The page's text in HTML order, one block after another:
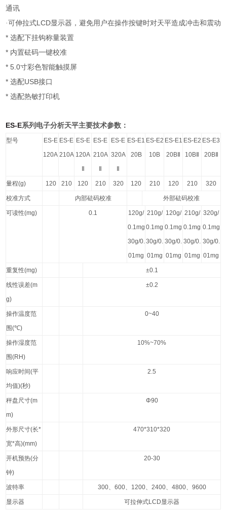
通讯
·可伸拉式LCD显示器，避免用户在操作按键时对天平造成冲击和震动
*选配下挂钩称量装置
* 内置砝码一键校准
* 5.0寸彩色智能触摸屏
*选配USB接口
*选配热敏打印机
ES-E系列电子分析天平主要技术参数：
型号
ES-E
120A
ES-E
210A
ES-E
120A
Ⅱ
ES-E
210A
Ⅱ
ES-E
320A
Ⅱ
ES-E1
20B
ES-E2
10B
ES-E1
20BⅡ
ES-E2
10BⅡ
ES-E3
20BⅡ
量程(g) 120 210 120 210 320 120 210 120 210 320
校准方式 内部砝码校准 外部砝码校准
可读性(mg) 0.1
120g/
0.1mg
30g/0.
01mg
210g/
0.1mg
30g/0.
01mg
120g/
0.1mg
30g/0.
01mg
210g/
0.1mg
30g/0.
01mg
320g/
0.1mg
30g/0.
01mg
重复性(mg) ±0.1
线性误差(m
g)
±0.2
操作温度范
围(℃)
0~40
操作湿度范
围(RH)
10%~70%
响应时间(平
均值)(秒)
2.5
秤盘尺寸(m
m)
Φ90
外形尺寸(长*
宽*高)(mm)
470*310*320
开机预热(分
钟)
20-30
波特率 300、 600、 1200、 2400、 4800、 9600
显示器 可拉伸式LCD显示器